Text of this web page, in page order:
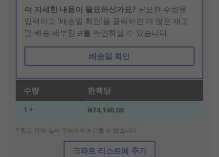
더 자세한 내용이 필요하신가요? 필요한 수량을
입력하고 '배송일 확인'을 클릭하면 더 많은 재고
및 배송 세부정보를 확인하실 수 있습니다.
배송일 확인
수량 한팩당
1 + ₩74,140.00
* 참고 가격: 실제 구매가격과 다를 수 있습니다
파트 리스트에 추가